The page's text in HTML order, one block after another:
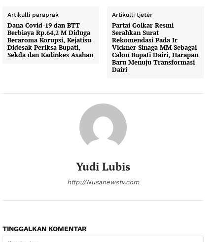
Artikulli paraprak
Dana Covid-19 dan BTT
Berbiaya Rp.64,2 M Diduga
Beraroma Korupsi, Kejatisu
Didesak Periksa Bupati,
Sekda dan Kadinkes Asahan
Artikulli tjetër
Partai Golkar Resmi
Serahkan Surat
Rekomendasi Pada Ir
Vickner Sinaga MM Sebagai
Calon Bupati Dairi, Harapan
Baru Menuju Transformasi
Dairi
Yudi Lubis
http://Nusanewstv.com
TINGGALKAN KOMENTAR